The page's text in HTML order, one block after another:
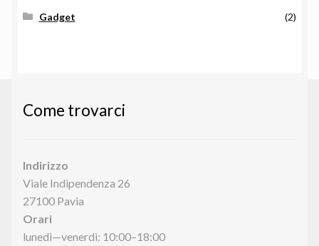
Gadget
(2)
Come trovarci
Indirizzo
Viale Indipendenza 26
27100 Pavia
Orari
lunedì—venerdì: 10:00–18:00